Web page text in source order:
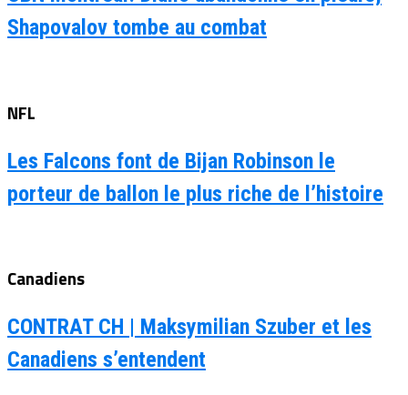
Shapovalov tombe au combat
NFL
Les Falcons font de Bijan Robinson le
porteur de ballon le plus riche de l’histoire
Canadiens
CONTRAT CH | Maksymilian Szuber et les
Canadiens s’entendent